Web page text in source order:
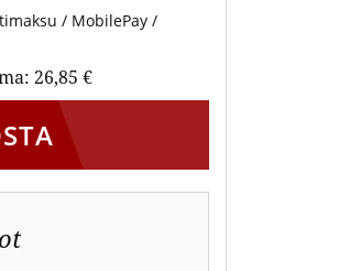
/ MobilePay /
26,85 €